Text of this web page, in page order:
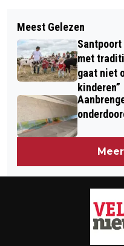
SPECIAL
SPELEN
SPORT EN
SPORTERS
WOEDE OVER
VOOR TATA-
VERKROPPEN IN
Meest Gelezen
met
gaat niet
kinderen”